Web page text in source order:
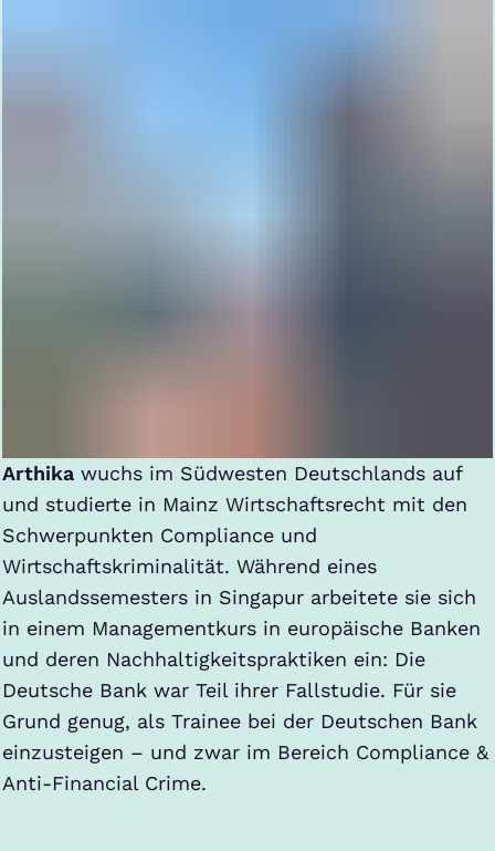
Arthikawuchs im Südwesten Deutschlands auf
und studierte in Mainz Wirtschaftsrecht mit den
Schwerpunkten Compliance und
Wirtschaftskriminalität. Während eines
Auslandssemesters in Singapur arbeitete sie sich
in einem Managementkurs in europäische Banken
und deren Nachhaltigkeitspraktiken ein: Die
Deutsche Bank war Teil ihrer Fallstudie. Für sie
Grund genug, als Trainee bei der Deutschen Bank
einzusteigen – und zwar im Bereich Compliance &
Anti-Financial Crime.